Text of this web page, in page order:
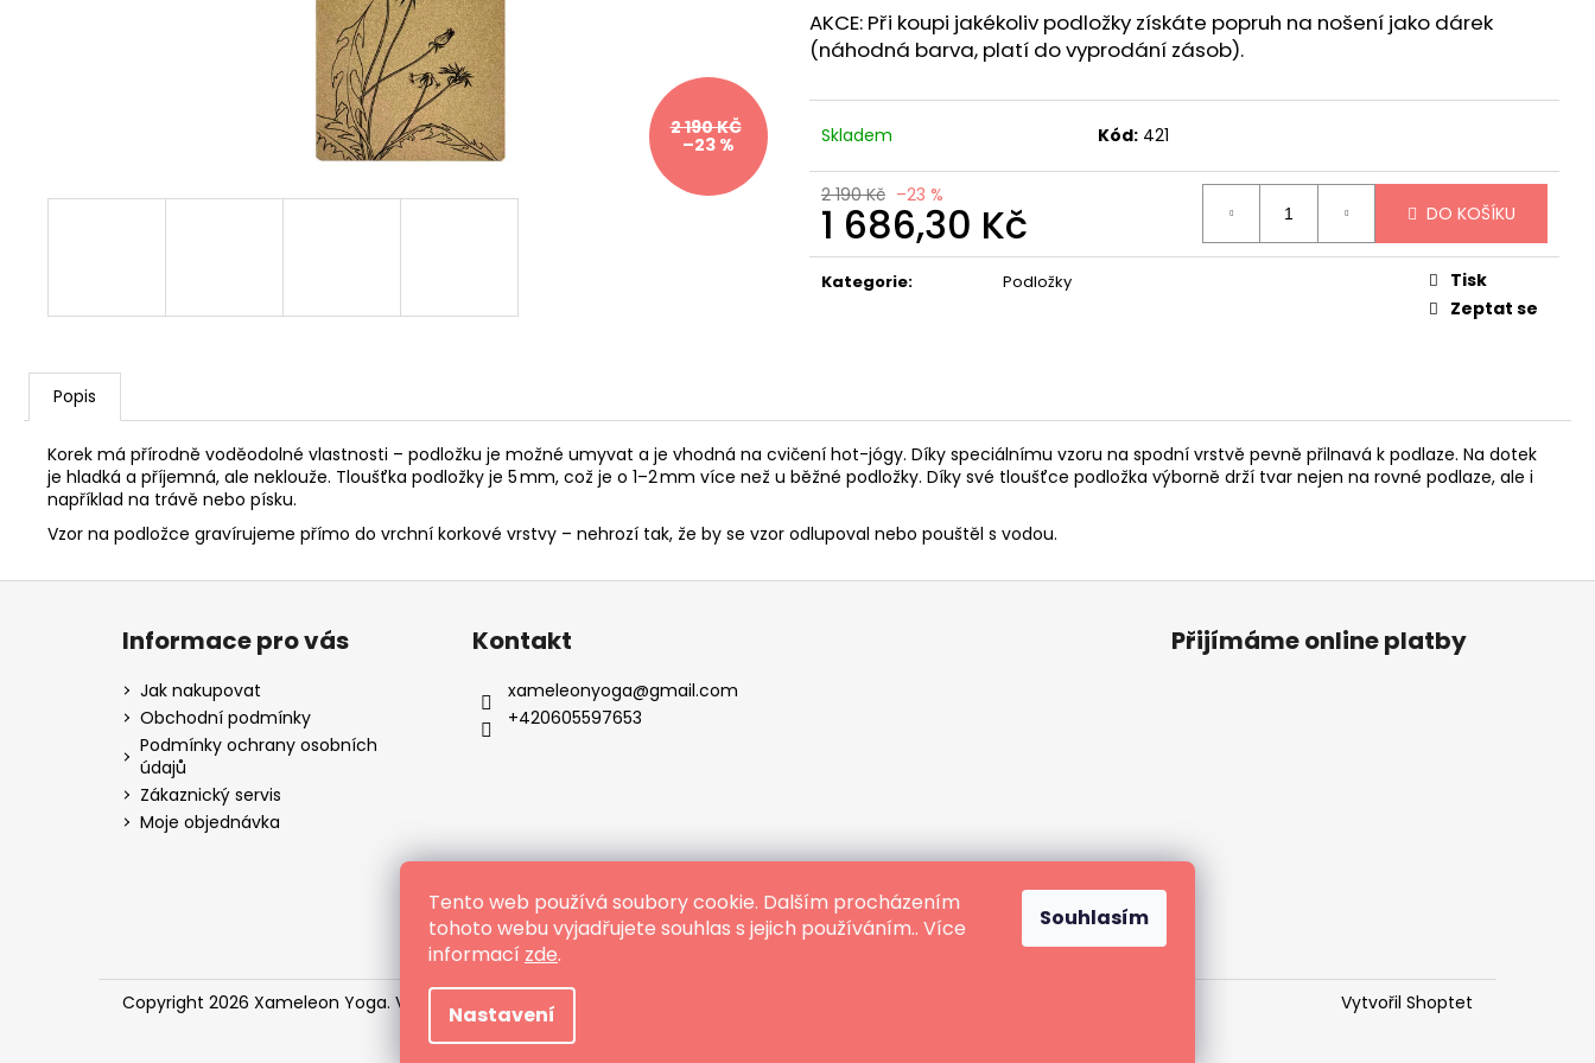
Tento web používá soubory cookie. Dalším procházením
tohoto webu vyjadřujete souhlas s jejich používáním.. Více
informací zde.
Nastavení
Souhlasím
AKCE: Při koupi jakékoliv podložky získáte popruh na nošení jako dárek
(náhodná barva, platí do vyprodání zásob).
Skladem Kód: 421
2 190 Kč –23 %
1 686,30 Kč
Měrná
cena:
DO KOŠÍKU
Kategorie: Podložky
Tisk
Zeptat se
2 190 KČ
–23 %
Popis
Korek má přírodně voděodolné vlastnosti – podložku je možné umyvat a je vhodná na cvičení hot-jógy. Díky speciálnímu vzoru na spodní vrstvě pevně přilnavá k podlaze. Na dotek
je hladká a příjemná, ale neklouže. Tloušťka podložky je 5 mm, což je o 1–2 mm více než u běžné podložky. Díky své tloušťce podložka výborně drží tvar nejen na rovné podlaze, ale i
například na trávě nebo písku.
Vzor na podložce gravírujeme přímo do vrchní korkové vrstvy – nehrozí tak, že by se vzor odlupoval nebo pouštěl s vodou.
Z
Informace pro vás
Jak nakupovat
Obchodní podmínky
Podmínky ochrany osobních
údajů
Zákaznický servis
Moje objednávka
Kontakt
xameleonyoga@gmail.com
+420605597653
Přijímáme online platby
Vytvořil Shoptet
Copyright 2026 Xameleon Yoga. Všechna práva vyhrazena.